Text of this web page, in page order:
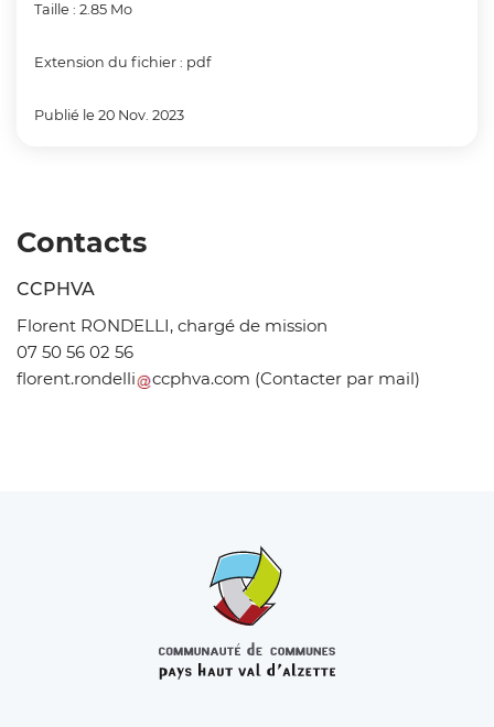
Taille : 2.85 Mo
Extension du fichier : pdf
Publié le 20 Nov. 2023
Contacts
CCPHVA
Florent RONDELLI, chargé de mission
07 50 56 02 56
florent.rondelli ccphva.com (Contacter par mail)